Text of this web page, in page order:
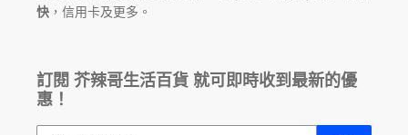
快 ，信用卡及更多。
訂閱 芥辣哥生活百貨 就可即時收到最新的優
惠！